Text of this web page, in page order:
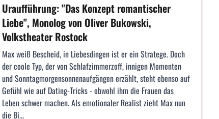
Uraufführung: "Das Konzept romantischer
Liebe", Monolog von Oliver Bukowski,
Volkstheater Rostock
Max weiß Bescheid, in Liebesdingen ist er ein Stratege. Doch
der coole Typ, der von Schlafzimmerzoff, innigen Momenten
und Sonntagmorgensonnenaufgängen erzählt, steht ebenso auf
Gefühl wie auf Dating-Tricks - obwohl ihm die Frauen das
Leben schwer machen. Als emotionaler Realist zieht Max nun
die Bi...